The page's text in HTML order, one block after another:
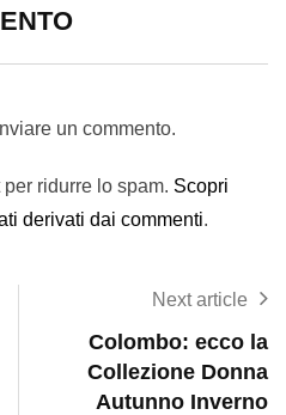
un commento.
ridurre lo spam. Scopri
derivati dai commenti.
Next article
Colombo: ecco la
Collezione Donna
Autunno Inverno